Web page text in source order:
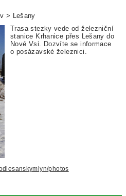
> Lešany
Trasa stezky vede od železniční
stanice Krhanice přes Lešany do
Nové Vsi. Dozvíte se informace
o posázavské železnici.
photos